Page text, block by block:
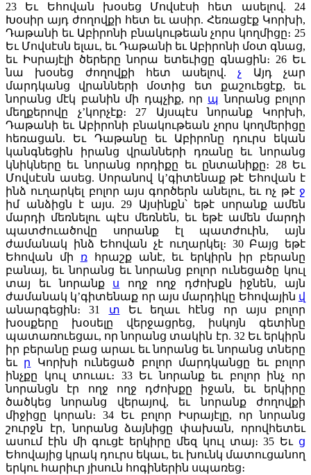
23 Եւ Եհովան խօսեց Մովսէսի հետ ասելով. 24
Խօսիր այդ ժողովքի հետ եւ ասիր. Հեռացէք Կորխի,
Դաթանի եւ Աբիրոնի բնակութեան չորս կողմիցը։ 25
Եւ Մովսէսն ելաւ, եւ Դաթանի եւ Աբիրոնի մօտ գնաց,
եւ Իսրայէլի ծերերը նորա ետեւիցը գնացին։ 26 Եւ
նա խօսեց ժողովքի հետ ասելով. չ
Այդ չար
մարդկանց վրանների մօտից ետ քաշուեցէք, եւ
նորանց մէկ բանին մի դպչիք, որ պ նորանց բոլոր
մեղքերովը չ’կորչէք։ 27
Այսպէս նորանք Կորխի,
Դաթանի եւ Աբիրոնի բնակութեան չորս կողմերիցը
հեռացան. Եւ Դաթանը եւ Աբիրոնը դուրս եկան
կանգնեցին իրանց վրանների դռանը եւ նորանց
կնիկները եւ նորանց որդիքը եւ ընտանիքը։ 28 Եւ
Մովսէսն ասեց. Սորանով կ’գիտենաք թէ Եհովան է
ինձ ուղարկել բոլոր այս գործերն անելու, եւ ոչ թէ ջ
իմ անձիցն է այս. 29
Այսինքն՝ եթէ սորանք ամեն
մարդի մեռնելու պէս մեռնեն, եւ եթէ ամեն մարդի
պատժուածովը սորանք էլ պատժուին, այն
ժամանակ ինձ Եհովան չէ ուղարկել։ 30 Բայց եթէ
Եհովան մի ռ
հրաշք անէ, եւ երկիրն իր բերանը
բանայ, եւ նորանց եւ նորանց բոլոր ունեցածը կուլ
տայ եւ նորանք ս
ողջ ողջ դժոխքն իջնեն, այն
ժամանակ կ’գիտենաք որ այս մարդիկը Եհովային վ
անարգեցին։31 տ
Եւ եղաւ հէնց որ այս բոլոր
խօսքերը խօսելը վերջացրեց, իսկոյն գետինը
պատառուեցաւ, որ նորանց տակին էր. 32 Եւ երկիրն
իր բերանը բաց արաւ եւ նորանց եւ նորանց տները
եւ ր
Կորխի ունեցած բոլոր մարդկանցը եւ բոլոր
ինչքը կուլ տուաւ։ 33
Եւ նորանք եւ բոլոր ինչ որ
նորանցն էր ողջ ողջ դժոխքը իջան, եւ երկիրը
ծածկեց նորանց վերայով, եւ նորանք ժողովքի
միջիցը կորան։ 34
Եւ բոլոր Իսրայէլը, որ նորանց
շուրջն էր, նորանց ձայնիցը փախան, որովհետեւ
ասում էին մի գուցէ երկիրը մեզ կուլ տայ։35 Եւ ց
Եհովայից կրակ դուրս եկաւ, եւ խունկ մատուցանող
երկու հարիւր յիսուն հոգիներին սպառեց։